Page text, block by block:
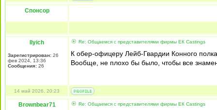
Спонсор
Ilyich
Зарегистрирован: 26
фев 2024, 13:36
Сообщения: 26
Re: Общаемся с представителями фирмы EК Castings
К обер-офицеру Лейб-Гвардии Конного
Вообще, не плохо бы было, чтобы все
14 май 2026, 20:23
Brownbear71 Re: Общаемся с представителями фирмы EК Castings